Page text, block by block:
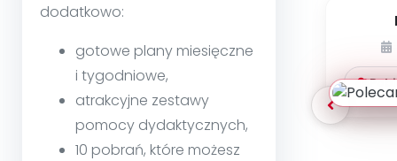
dodatkowo:
gotowe plany miesięczne
i tygodniowe,
atrakcyjne zestawy
pomocy dydaktycznych,
10 pobrań, które możesz